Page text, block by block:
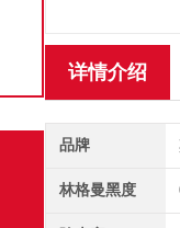
详情介绍
品牌
林格曼黑度